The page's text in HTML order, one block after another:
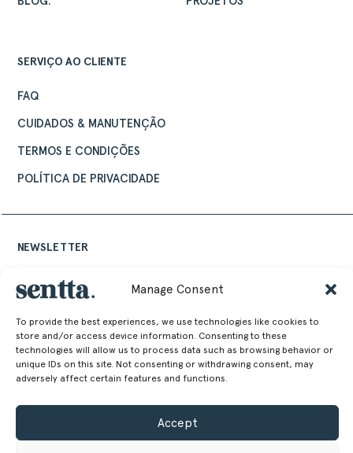
Manage Consent
To provide the best experiences, we use technologies like cookies to
store and/or access device information. Consenting to these
technologies will allow us to process data such as browsing behavior or
unique IDs on this site. Not consenting or withdrawing consent, may
adversely affect certain features and functions.
Accept
SERVIÇO AO CLIENTE
FAQ
CUIDADOS & MANUTENÇÃO
TERMOS E CONDIÇÕES
POLÍTICA DE PRIVACIDADE
NEWSLETTER
Sentta
Alternative: